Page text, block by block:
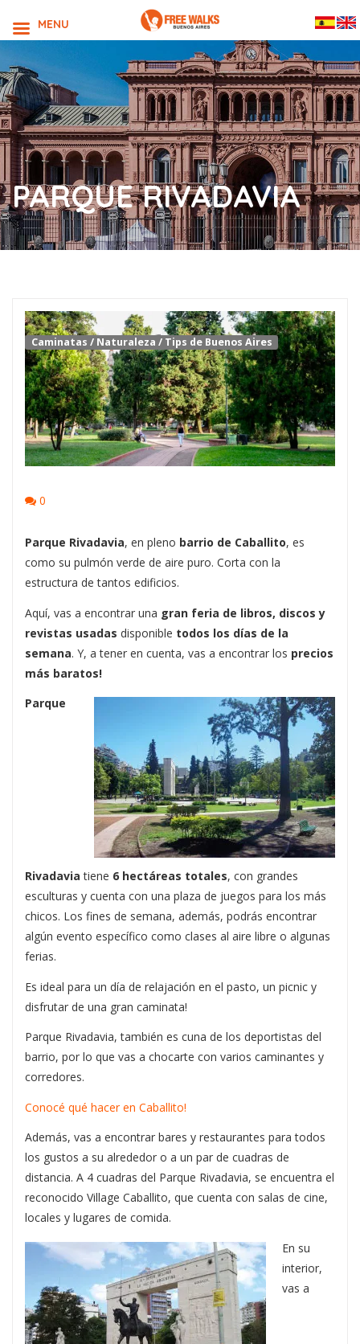
PARQUE RIVADAVIA
Caminatas / Naturaleza / Tips de Buenos Aires
0
Parque Rivadavia, en pleno barrio de Caballito, es
como su pulmón verde de aire puro. Corta con la
estructura de tantos edificios.
Aquí, vas a encontrar una gran feria de libros, discos y
revistas usadas disponible todos los días de la
semana. Y, a tener en cuenta, vas a encontrar los precios
más baratos!
Parque
Rivadavia tiene 6 hectáreas totales, con grandes
esculturas y cuenta con una plaza de juegos para los más
chicos. Los fines de semana, además, podrás encontrar
algún evento específico como clases al aire libre o algunas
ferias.
Es ideal para un día de relajación en el pasto, un picnic y
disfrutar de una gran caminata!
Parque Rivadavia, también es cuna de los deportistas del
barrio, por lo que vas a chocarte con varios caminantes y
corredores.
Conocé qué hacer en Caballito!
Además, vas a encontrar bares y restaurantes para todos
los gustos a su alrededor o a un par de cuadras de
distancia. A 4 cuadras del Parque Rivadavia, se encuentra el
reconocido Village Caballito, que cuenta con salas de cine,
locales y lugares de comida.
En su
interior,
vas a
MENU